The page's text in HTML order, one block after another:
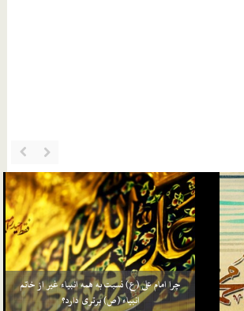
چرا امام علی (ع) نسبت به همه انبیاء غیر از خاتم
انبیاء (ص) برتری دارد؟